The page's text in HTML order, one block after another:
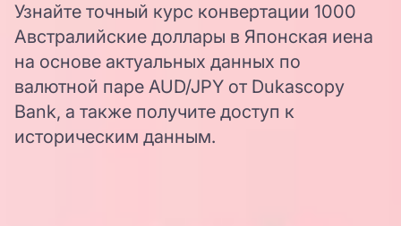
Узнайте точный курс конвертации 1000
Австралийские доллары в Японская иена
на основе актуальных данных по
валютной паре AUD/JPY от Dukascopy
Bank, а также получите доступ к
историческим данным.